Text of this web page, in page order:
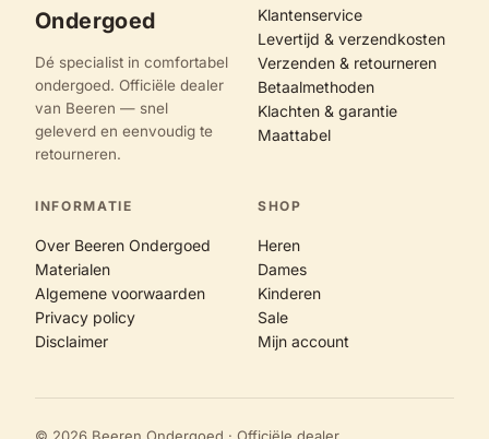
Ondergoed
Dé specialist in comfortabel
ondergoed. Officiële dealer
van Beeren — snel
geleverd en eenvoudig te
retourneren.
Klantenservice
Levertijd & verzendkosten
Verzenden & retourneren
Betaalmethoden
Klachten & garantie
Maattabel
INFORMATIE
Over Beeren Ondergoed
Materialen
Algemene voorwaarden
Privacy policy
Disclaimer
SHOP
Heren
Dames
Kinderen
Sale
Mijn account
© 2026 Beeren Ondergoed · Officiële dealer